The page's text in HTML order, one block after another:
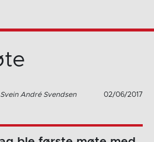
André Svendsen 02/06/2017